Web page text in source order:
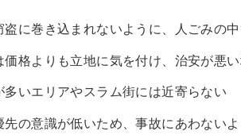
盗に巻き込まれないように、人ごみの
価格よりも立地に気を付け、治安が悪
多いエリアやスラム街には近寄らない
先の意識が低いため、事故にあわない